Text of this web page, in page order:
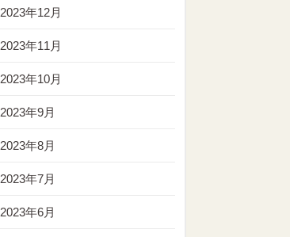
2023年12月
2023年11月
2023年10月
2023年9月
2023年8月
2023年7月
2023年6月